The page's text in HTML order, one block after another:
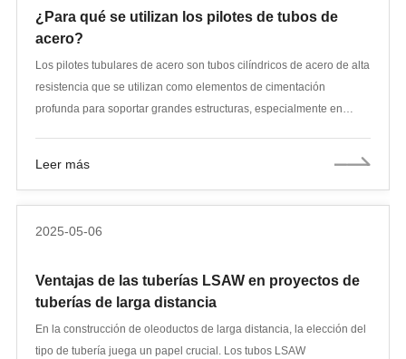
¿Para qué se utilizan los pilotes de tubos de
acero?
Los pilotes tubulares de acero son tubos cilíndricos de acero de alta
resistencia que se utilizan como elementos de cimentación
profunda para soportar grandes estructuras, especialmente en
proporcionar soporte de carga en suelo, arena o entornos
puentes, plataformas marinas y muros de muelles. Los pilotes
tubulares se fabrican según normas específicas que definen la
resistencia a la tracción, el espesor de pared, el diámetro y otros
requisitos estructurales. Pero, ¿para qué se utilizan exactamente?
Leer más
2025-05-06
Ventajas de las tuberías LSAW en proyectos de
tuberías de larga distancia
En la construcción de oleoductos de larga distancia, la elección del
tipo de tubería juega un papel crucial. Los tubos LSAW